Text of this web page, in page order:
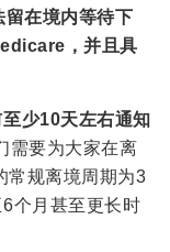
在境内等待下
，并且具
少10天左右通知
需要为大家在离
常规离境周期为3
个月甚至更长时